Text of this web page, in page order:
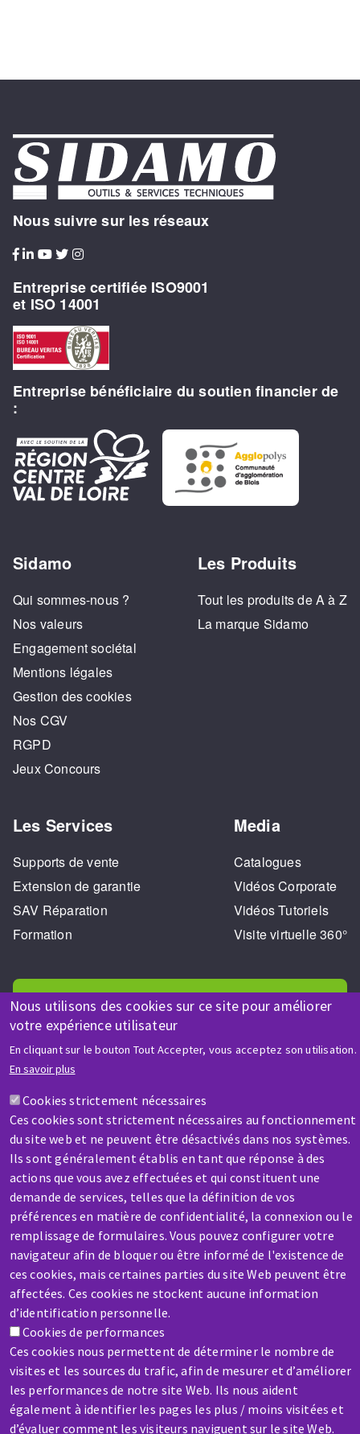
Nous utilisons des cookies sur ce site pour améliorer
votre expérience utilisateur
En cliquant sur le bouton Tout Accepter, vous acceptez son utilisation.
En savoir plus
Cookies strictement nécessaires
Ces cookies sont strictement nécessaires au fonctionnement
du site web et ne peuvent être désactivés dans nos systèmes.
Ils sont généralement établis en tant que réponse à des
actions que vous avez effectuées et qui constituent une
demande de services, telles que la définition de vos
préférences en matière de confidentialité, la connexion ou le
remplissage de formulaires. Vous pouvez configurer votre
navigateur afin de bloquer ou être informé de l'existence de
ces cookies, mais certaines parties du site Web peuvent être
affectées. Ces cookies ne stockent aucune information
d’identification personnelle.
Cookies de performances
Ces cookies nous permettent de déterminer le nombre de
visites et les sources du trafic, afin de mesurer et d’améliorer
les performances de notre site Web. Ils nous aident
également à identifier les pages les plus / moins visitées et
d’évaluer comment les visiteurs naviguent sur le site Web.
Nous suivre sur les réseaux
Entreprise certifiée ISO9001
et ISO 14001
Entreprise bénéficiaire du soutien financier de
:
Sidamo
Qui sommes-nous ?
Nos valeurs
Engagement sociétal
Mentions légales
Gestion des cookies
Nos CGV
RGPD
Jeux Concours
Les Produits
Tout les produits de A à Z
La marque Sidamo
Les Services
Supports de vente
Extension de garantie
SAV Réparation
Formation
Media
Catalogues
Vidéos Corporate
Vidéos Tutoriels
Visite virtuelle 360°
AIDE & CONTACT
Une question ? Un renseignement ?
Contactez-nous
SAV / RÉPARATION
Une machine cassée ? En panne ?
Contactez-nous